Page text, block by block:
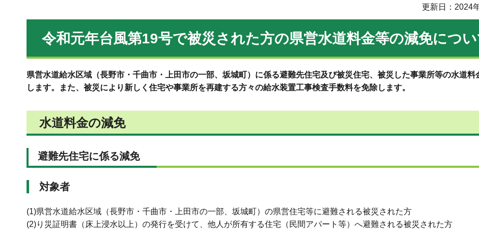
更新日：2024
令和元年台風第19号で被災された方の県営水道料金等の減免につい
県営水道給水区域（長野市・千曲市・上田市の一部、坂城町）に係る避難先住宅及び被災住宅、被災した事業所等の水道料
します。また、被災により新しく住宅や事業所を再建する方々の給水装置工事検査手数料を免除します。
水道料金の減免
避難先住宅に係る減免
対象者
(1)県営水道給水区域（長野市・千曲市・上田市の一部、坂城町）の県営住宅等に避難される被災された方
(2)り災証明書（床上浸水以上）の発行を受けて、他人が所有する住宅（民間アパート等）へ避難される被災された方